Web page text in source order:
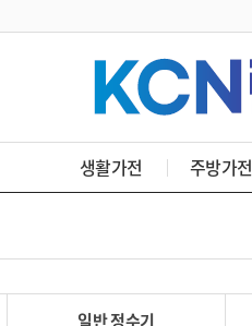
생활가전 주방가전
일반 정수기